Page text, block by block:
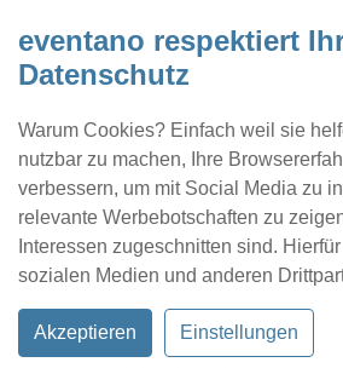
eventano respektiert
Datenschutz
Warum Cookies? Einfach weil sie
nutzbar zu machen, Ihre
verbessern, um mit Social Media zu
relevante Werbebotschaften zu
Interessen zugeschnitten sind.
sozialen Medien und anderen
Akzeptieren Einstellungen
Kontakt Location